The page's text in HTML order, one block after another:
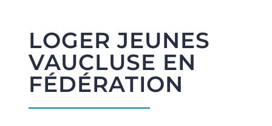
LOGER JEUNES
VAUCLUSE EN
FÉDÉRATION